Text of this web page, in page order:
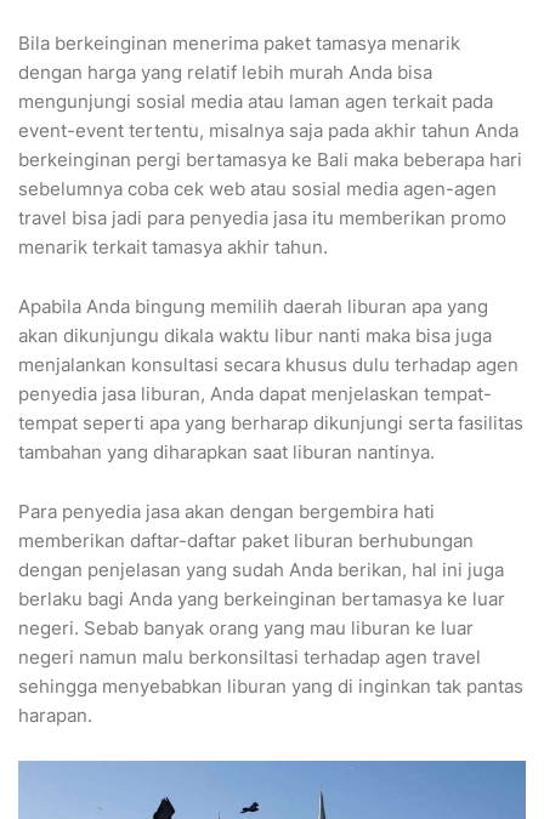
Bila berkeinginan menerima paket tamasya menarik
dengan harga yang relatif lebih murah Anda bisa
mengunjungi sosial media atau laman agen terkait pada
event-event tertentu, misalnya saja pada akhir tahun Anda
berkeinginan pergi bertamasya ke Bali maka beberapa hari
sebelumnya coba cek web atau sosial media agen-agen
travel bisa jadi para penyedia jasa itu memberikan promo
menarik terkait tamasya akhir tahun.
Apabila Anda bingung memilih daerah liburan apa yang
akan dikunjungu dikala waktu libur nanti maka bisa juga
menjalankan konsultasi secara khusus dulu terhadap agen
penyedia jasa liburan, Anda dapat menjelaskan tempat-
tempat seperti apa yang berharap dikunjungi serta fasilitas
tambahan yang diharapkan saat liburan nantinya.
Para penyedia jasa akan dengan bergembira hati
memberikan daftar-daftar paket liburan berhubungan
dengan penjelasan yang sudah Anda berikan, hal ini juga
berlaku bagi Anda yang berkeinginan bertamasya ke luar
negeri. Sebab banyak orang yang mau liburan ke luar
negeri namun malu berkonsiltasi terhadap agen travel
sehingga menyebabkan liburan yang di inginkan tak pantas
harapan.